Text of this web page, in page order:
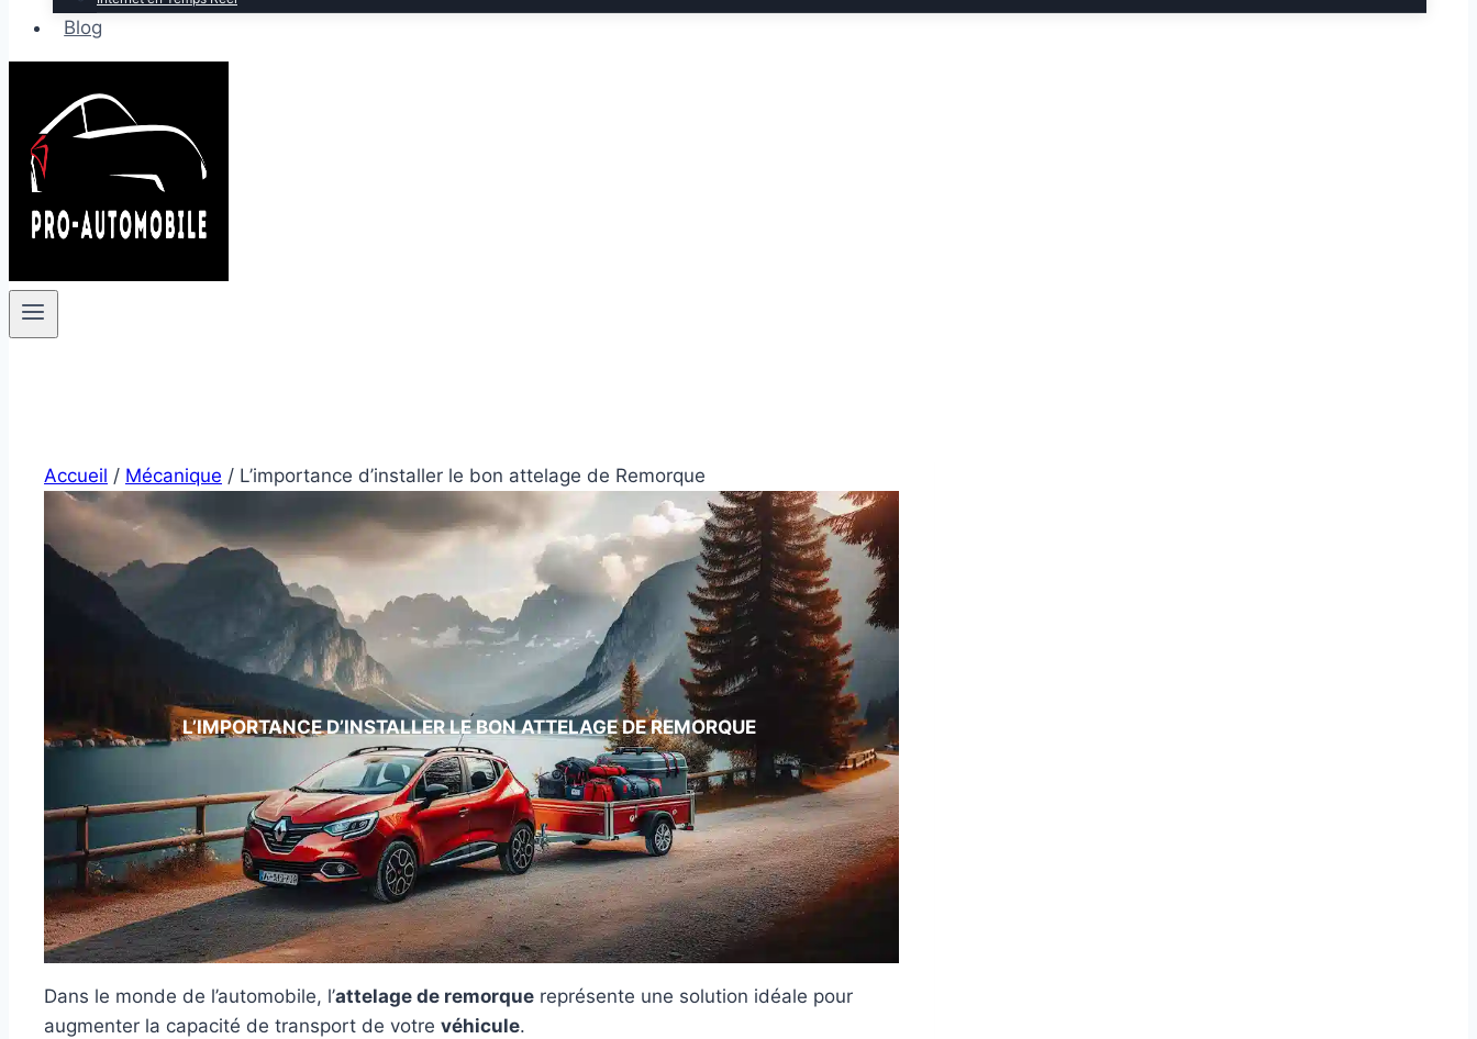
Blog
Accueil / Mécanique / L’importance d’installer le bon attelage de Remorque
L’IMPORTANCE D’INSTALLER LE BON ATTELAGE DE REMORQUE
Dans le monde de l’automobile, l’attelage de remorque représente une solution idéale pour
augmenter la capacité de transport de votre véhicule.